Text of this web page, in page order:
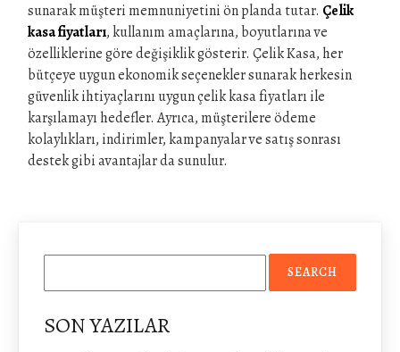
sunarak müşteri memnuniyetini ön planda tutar. Çelik
kasa fiyatları, kullanım amaçlarına, boyutlarına ve
özelliklerine göre değişiklik gösterir. Çelik Kasa, her
bütçeye uygun ekonomik seçenekler sunarak herkesin
güvenlik ihtiyaçlarını uygun çelik kasa fiyatları ile
karşılamayı hedefler. Ayrıca, müşterilere ödeme
kolaylıkları, indirimler, kampanyalar ve satış sonrası
destek gibi avantajlar da sunulur.
SON YAZILAR